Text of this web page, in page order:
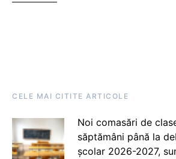
CELE MAI CITITE ARTICOLE
Noi comasări de
săptămâni până la
școlar 2026-2027,